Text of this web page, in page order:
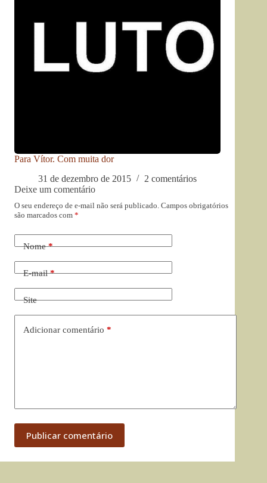
Para Vítor. Com muita dor
31 de dezembro de 2015
2 comentários
Deixe um comentário
O seu endereço de e-mail não será publicado. Campos obrigatórios
são marcados com *
Nome*
E-mail*
Site
Adicionar comentário *
Publicar comentário